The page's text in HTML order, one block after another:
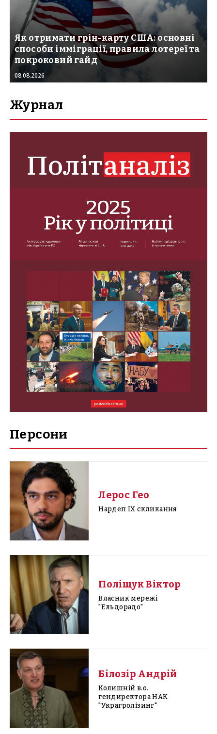
Як отримати грін-карту США: основні
способи імміграції, правила лотереї та
покроковий гайд
08.08.2026
Журнал
Персони
Лерос Гео
Нардеп IX скликання
Поліщук Віктор
Власник мережі
"Ельдорадо"
Білозір Андрій
Колишній в.о.
гендиректора НАК
"Украгролізинг"